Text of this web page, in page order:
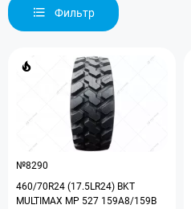
Фильтр
№8290
460/70R24 (17.5LR24) BKT
MULTIMAX MP 527 159A8/159B